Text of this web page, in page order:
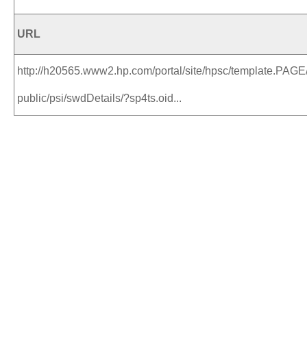
URL
http://h20565.www2.hp.com/portal/site/hpsc/
public/psi/swdDetails/?sp4ts.oid...